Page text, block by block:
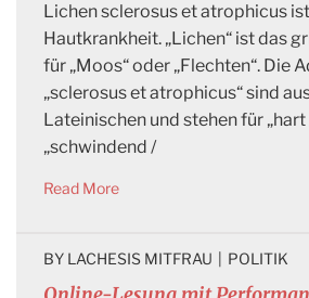
Lichen sclerosus et atrophicus
Hautkrankheit. „Lichen“ ist das
für „Moos“ oder „Flechten“. Die
„sclerosus et atrophicus“ sind
Lateinischen und stehen für
„schwindend /
Read More
BY LACHESIS MITFRAU POLITIK